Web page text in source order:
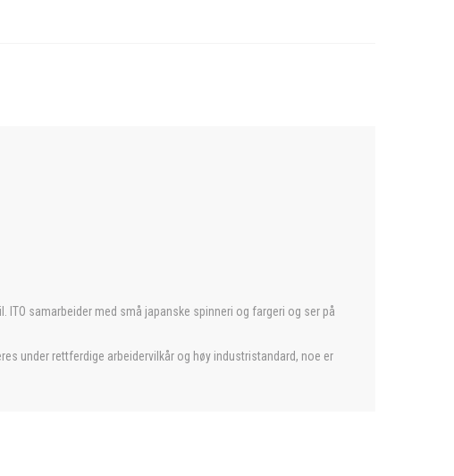
ITO samarbeider med små japanske spinneri og fargeri og ser på
under rettferdige arbeidervilkår og høy industristandard, noe er